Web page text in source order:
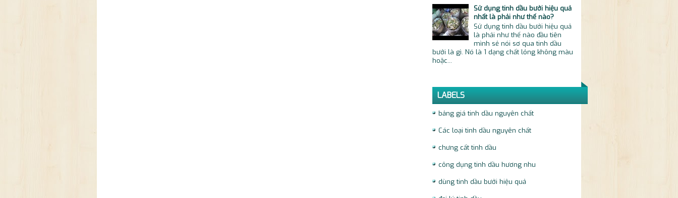
Sử dụng tinh dầu bưởi hiệu quả
nhất là phải như thế nào?
Sử dụng tinh dầu bưởi hiệu quả
là phải như thế nào đầu tiên
mình sẻ nói sơ qua tinh dầu
bưởi là gì. Nó là 1 dạng chất lỏng không màu
hoặc...
LABELS
bảng giá tinh dầu nguyên chất
Các loại tinh dầu nguyên chất
chưng cất tinh dầu
công dụng tinh dầu hương nhu
dùng tinh dầu bưởi hiệu quả